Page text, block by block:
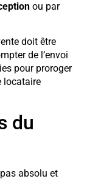
ou par
doit être
de l’envoi
pour proroger
locataire
du
absolu et